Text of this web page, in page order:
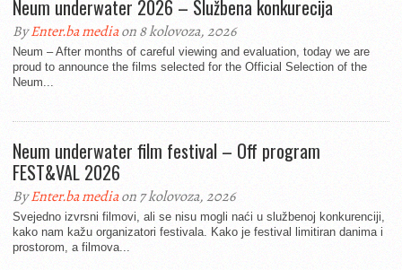
Neum underwater 2026 – Službena konkurecija
ByEnter.ba mediaon 8 kolovoza, 2026
Neum – After months of careful viewing and evaluation, today we are
proud to announce the films selected for the Official Selection of the
Neum...
Neum underwater film festival – Off program
FEST&VAL 2026
ByEnter.ba mediaon 7 kolovoza, 2026
Svejedno izvrsni filmovi, ali se nisu mogli naći u službenoj konkurenciji,
kako nam kažu organizatori festivala. Kako je festival limitiran danima i
prostorom, a filmova...